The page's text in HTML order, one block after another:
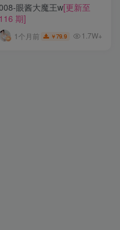
眼酱大魔王w[更新至
116 期]
1个月前 ￥79.9 1.7W+